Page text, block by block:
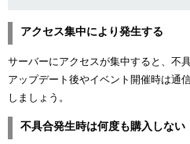
アクセス集中により発生する
サーバーにアクセスが集中すると、不
アップデート後やイベント開催時は通
しましょう。
不具合発生時は何度も購入しない